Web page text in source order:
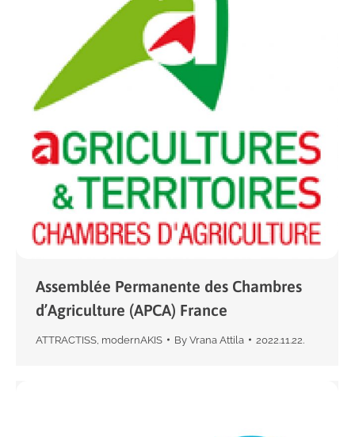
Assemblée Permanente des Chambres
d’Agriculture (APCA) France
ATTRACTISS modernAKIS By Vrana Attila 2022.11.22.